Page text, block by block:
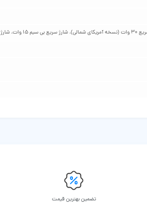
تضمین بهترین قیمت